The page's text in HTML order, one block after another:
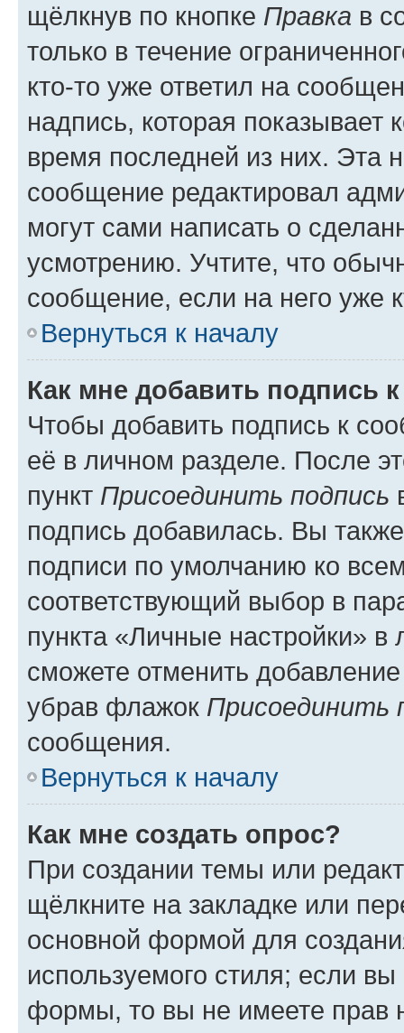
щёлкнув по кнопке Правка в
только в течение
кто-то уже ответил на
надпись, которая показывает
время последней из них. Эта
сообщение редактировал
могут сами написать о
усмотрению. Учтите, что
сообщение, если на него уже
Вернуться к началу
Как мне добавить подпись
Чтобы добавить подпись к
её в личном разделе. После
пункт Присоединить подпись
подпись добавилась. Вы
подписи по умолчанию ко
соответствующий выбор в
пункта «Личные настройки»
сможете отменить
убрав флажок Присоединить
сообщения.
Вернуться к началу
Как мне создать опрос?
При создании темы или
щёлкните на закладке или
основной формой для
используемого стиля; если
формы, то вы не имеете прав